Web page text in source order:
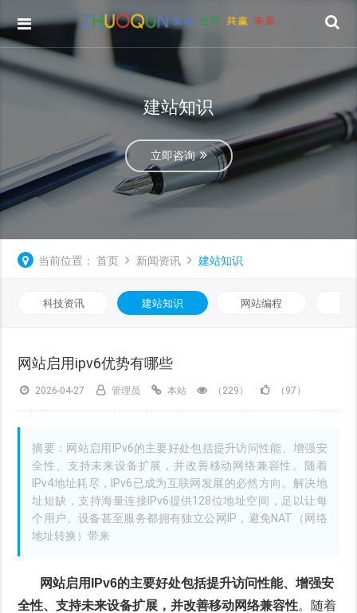
建站知识
立即咨询
当前位置： 首页 新闻资讯 建站知识
科技资讯 建站知识 网站编程
网站启用ipv6优势有哪些
2026-04-27 管理员 本站 （229） （97）
摘要：网站启用IPv6的主要好处包括提升访问性能、增强安
全性、支持未来设备扩展，并改善移动网络兼容性‌。随着
IPv4地址耗尽，IPv6已成为互联网发展的必然方向。‌解决地
址短缺，支持海量连接‌IPv6提供‌128位地址空间‌，足以让每
个用户、设备甚至服务都拥有独立公网IP，避免NAT（网络
地址转换）带来
网站启用IPv6的主要好处包括提升访问性能、增强安
全性、支持未来设备扩展，并改善移动网络兼容性‌。随着